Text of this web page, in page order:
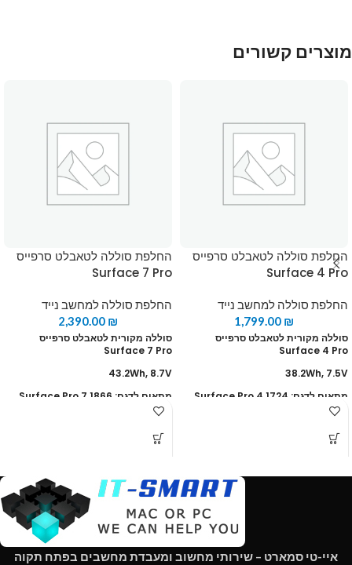
מוצרים קשורים
החלפת סוללה לטאבלט סרפייס
Surface 4 Pro
החלפת סוללה למחשב נייד
1,799.00 ₪
סוללה מקורית לטאבלט סרפייס
Surface 4 Pro
38.2Wh, 7.5V
מתאים לדגם: Surface Pro 4 1724
מחיר כולל החלפה
החלפת סוללה לטאבלט סרפייס
Surface 7 Pro
החלפת סוללה למחשב נייד
2,390.00 ₪
סוללה מקורית לטאבלט סרפייס
Surface 7 Pro
43.2Wh, 8.7V
מתאים לדגם: Surface Pro 7 1866
מחיר כולל החלפה
איי-טי סמארט – שירותי מחשוב ומעבדת מחשבים בפתח תקוה